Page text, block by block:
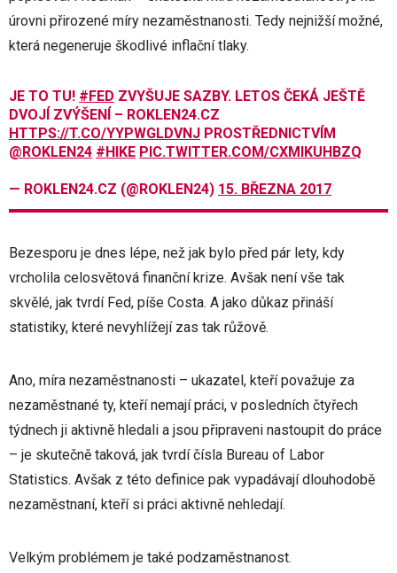
úrovni přirozené míry nezaměstnanosti. Tedy nejnižší možné,
která negeneruje škodlivé inflační tlaky.
JE TO TU! #FED ZVYŠUJE SAZBY. LETOS ČEKÁ JEŠTĚ
DVOJÍ ZVÝŠENÍ – ROKLEN24.CZ
HTTPS://T.CO/YYPWGLDVNJ PROSTŘEDNICTVÍM
@ROKLEN24 #HIKE PIC.TWITTER.COM/CXMIKUHBZQ
— ROKLEN24.CZ (@ROKLEN24) 15. BŘEZNA 2017
Bezesporu je dnes lépe, než jak bylo před pár lety, kdy
vrcholila celosvětová finanční krize. Avšak není vše tak
skvělé, jak tvrdí Fed, píše Costa. A jako důkaz přináší
statistiky, které nevyhlížejí zas tak růžově.
Ano, míra nezaměstnanosti – ukazatel, kteří považuje za
nezaměstnané ty, kteří nemají práci, v posledních čtyřech
týdnech ji aktivně hledali a jsou připraveni nastoupit do práce
– je skutečně taková, jak tvrdí čísla Bureau of Labor
Statistics. Avšak z této definice pak vypadávají dlouhodobě
nezaměstnaní, kteří si práci aktivně nehledají.
Velkým problémem je také podzaměstnanost.